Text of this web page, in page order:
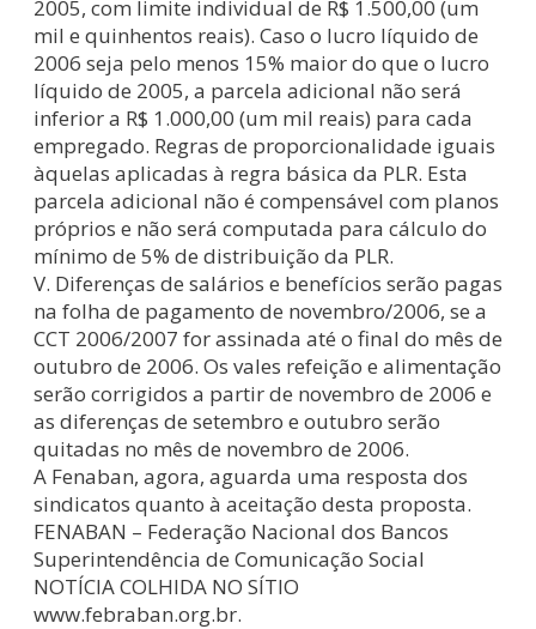
2005, com limite individual de R$ 1.500,00 (um
mil e quinhentos reais). Caso o lucro líquido de
2006 seja pelo menos 15% maior do que o lucro
líquido de 2005, a parcela adicional não será
inferior a R$ 1.000,00 (um mil reais) para cada
empregado. Regras de proporcionalidade iguais
àquelas aplicadas à regra básica da PLR. Esta
parcela adicional não é compensável com planos
próprios e não será computada para cálculo do
mínimo de 5% de distribuição da PLR.
V. Diferenças de salários e benefícios serão pagas
na folha de pagamento de novembro/2006, se a
CCT 2006/2007 for assinada até o final do mês de
outubro de 2006. Os vales refeição e alimentação
serão corrigidos a partir de novembro de 2006 e
as diferenças de setembro e outubro serão
quitadas no mês de novembro de 2006.
A Fenaban, agora, aguarda uma resposta dos
sindicatos quanto à aceitação desta proposta.
FENABAN – Federação Nacional dos Bancos
Superintendência de Comunicação Social
NOTÍCIA COLHIDA NO SÍTIO
www.febraban.org.br.